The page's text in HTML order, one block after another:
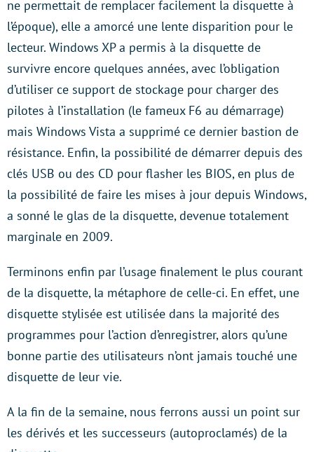
ne permettait de remplacer facilement la disquette à
l’époque), elle a amorcé une lente disparition pour le
lecteur. Windows XP a permis à la disquette de
survivre encore quelques années, avec l’obligation
d’utiliser ce support de stockage pour charger des
pilotes à l’installation (le fameux F6 au démarrage)
mais Windows Vista a supprimé ce dernier bastion de
résistance. Enfin, la possibilité de démarrer depuis des
clés USB ou des CD pour flasher les BIOS, en plus de
la possibilité de faire les mises à jour depuis Windows,
a sonné le glas de la disquette, devenue totalement
marginale en 2009.
Terminons enfin par l’usage finalement le plus courant
de la disquette, la métaphore de celle-ci. En effet, une
disquette stylisée est utilisée dans la majorité des
programmes pour l’action d’enregistrer, alors qu’une
bonne partie des utilisateurs n’ont jamais touché une
disquette de leur vie.
A la fin de la semaine, nous ferrons aussi un point sur
les dérivés et les successeurs (autoproclamés) de la